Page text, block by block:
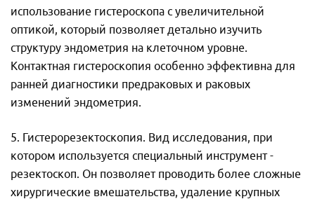
использование гистероскопа с увеличительной
оптикой, который позволяет детально изучить
структуру эндометрия на клеточном уровне.
Контактная гистероскопия особенно эффективна для
ранней диагностики предраковых и раковых
изменений эндометрия.
5. Гистерорезектоскопия. Вид исследования, при
котором используется специальный инструмент -
резектоскоп. Он позволяет проводить более сложные
хирургические вмешательства, удаление крупных